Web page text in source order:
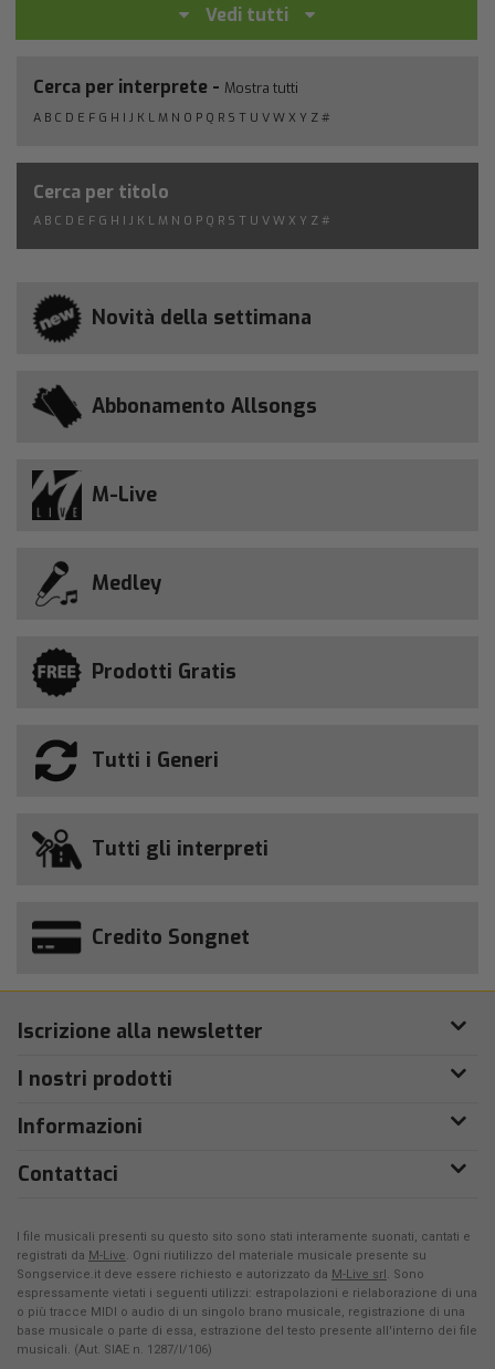
Vedi tutti
Cerca per interprete - Mostra tutti
A B C D E F G H I J K L M N O P Q R S T U V W X Y Z #
Cerca per titolo
A B C D E F G H I J K L M N O P Q R S T U V W X Y Z #
Novità della settimana
Abbonamento Allsongs
M-Live
Medley
Prodotti Gratis
Tutti i Generi
Tutti gli interpreti
Credito Songnet
Iscrizione alla newsletter
I nostri prodotti
Informazioni
Contattaci
I file musicali presenti su questo sito sono stati interamente suonati, cantati e
registrati da M-Live. Ogni riutilizzo del materiale musicale presente su
Songservice.it deve essere richiesto e autorizzato da M-Live srl. Sono
espressamente vietati i seguenti utilizzi: estrapolazioni e rielaborazione di una
o più tracce MIDI o audio di un singolo brano musicale, registrazione di una
base musicale o parte di essa, estrazione del testo presente all'interno dei file
musicali. (Aut. SIAE n. 1287/I/106)